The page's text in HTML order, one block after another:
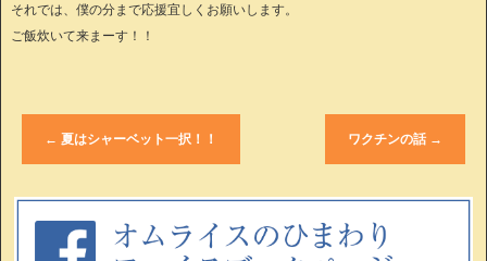
それでは、僕の分まで応援宜しくお願いします。
ご飯炊いて来まーす！！
← 夏はシャーベット一択！！ ワクチンの話 →